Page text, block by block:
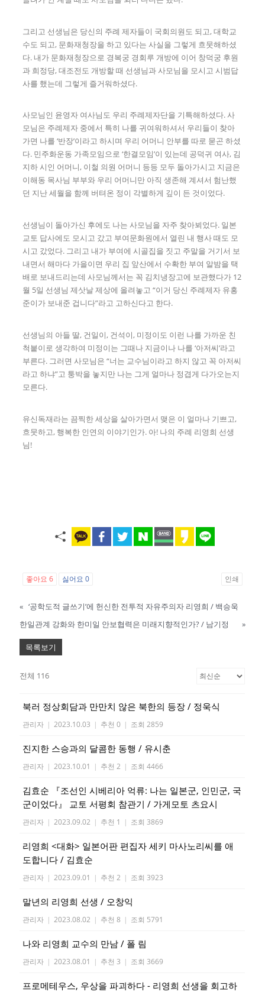
그리고 선생님은 당신의 주례 제자들이 국회의원도 되고, 대학교
수도 되고, 문화재청장을 하고 있다는 사실을 그렇게 흐뭇해하셨
다. 내가 문화재청장으로 경복궁 경회루 개방에 이어 창덕궁 후원
과 희정당, 대조전도 개방할 때 선생님과 사모님을 모시고 시범답
사를 했는데 그렇게 즐거워하셨다.
사모님인 윤영자 여사님도 우리 주례제자단을 기특해하셨다. 사
모님은 주례제자 중에서 특히 나를 귀여워하셔서 우리들이 찾아
가면 나를 ‘반장’이라고 하시며 우리 어머니 안부를 따로 묻곤 하셨
다. 민주화운동 가족모임으로 ‘한결모임’이 있는데 공덕귀 여사, 김
지하 시인 어머니, 이철 의원 어머니 등등 모두 돌아가시고 지금은
이해동 목사님 부부와 우리 어머니만 아직 생존해 계셔서 험난했
던 지난 세월을 함께 버텨온 정이 각별하게 깊이 든 것이었다.
선생님이 돌아가신 후에도 나는 사모님을 자주 찾아뵈었다. 일본
교토 답사에도 모시고 갔고 부여문화원에서 열린 내 행사 때도 모
시고 갔었다. 그리고 내가 부여에 시골집을 짓고 주말을 거기서 보
내면서 해마다 가을이면 우리 집 앞산에서 수확한 부여 알밤을 택
배로 보내드리는데 사모님께서는 꼭 김치냉장고에 보관했다가 12
월 5일 선생님 제삿날 제상에 올려놓고 “이거 당신 주례제자 유홍
준이가 보내준 겁니다”라고 고하신다고 한다.
선생님의 아들 딸, 건일이, 건석이, 미정이도 이런 나를 가까운 친
척붙이로 생각하여 미정이는 그때나 지금이나 나를 ‘아저씨’라고
부른다. 그러면 사모님은 “너는 교수님이라고 하지 않고 꼭 아저씨
라고 하냐”고 퉁박을 놓지만 나는 그게 얼마나 정겹게 다가오는지
모른다.
유신독재라는 끔찍한 세상을 살아가면서 맺은 이 얼마나 기쁘고,
흐뭇하고, 행복한 인연의 이야기인가. 아! 나의 주례 리영희 선생
님!
좋아요6 싫어요0 인쇄
« ‘공학도적 글쓰기’에 헌신한 전투적 자유주의자 리영희 / 백승욱
한일관계 강화와 한미일 안보협력은 미래지향적인가? / 남기정
»
목록보기
전체 116
북러 정상회담과 만만치 않은 북한의 등장 / 정욱식
관리자 | 2023.10.03 | 추천 0 | 조회 2859
진지한 스승과의 달콤한 동행 / 유시춘
관리자 | 2023.10.01 | 추천 2 | 조회 4466
김효순 『조선인 시베리아 억류: 나는 일본군, 인민군, 국
군이었다』 교토 서평회 참관기 / 가게모토 츠요시
관리자 | 2023.09.02 | 추천 1 | 조회 3869
리영희 <대화> 일본어판 편집자 세키 마사노리씨를 애
도합니다 / 김효순
관리자 | 2023.09.01 | 추천 2 | 조회 3923
말년의 리영희 선생 / 오창익
관리자 | 2023.08.02 | 추천 8 | 조회 5791
나와 리영희 교수의 만남 / 폴 림
관리자 | 2023.08.01 | 추천 3 | 조회 3669
프로메테우스, 우상을 파괴하다 - 리영희 선생을 회고하